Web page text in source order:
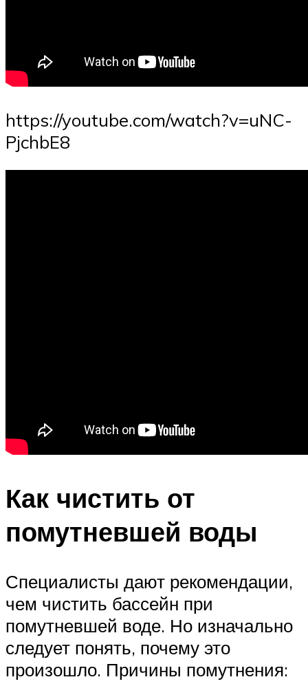
https://youtube.com/watch?v=uNC-
PjchbE8
Как чистить от
помутневшей воды
Специалисты дают рекомендации,
чем чистить бассейн при
помутневшей воде. Но изначально
следует понять, почему это
произошло. Причины помутнения: